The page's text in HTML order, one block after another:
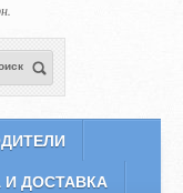
И ДОСТАВКА